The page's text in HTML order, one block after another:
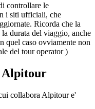
controllare le
i siti ufficiali, che
Ricorda che la
durata del viaggio, anche
quel caso ovviamente non
del tour operator )
Alpitour
collabora Alpitour e'